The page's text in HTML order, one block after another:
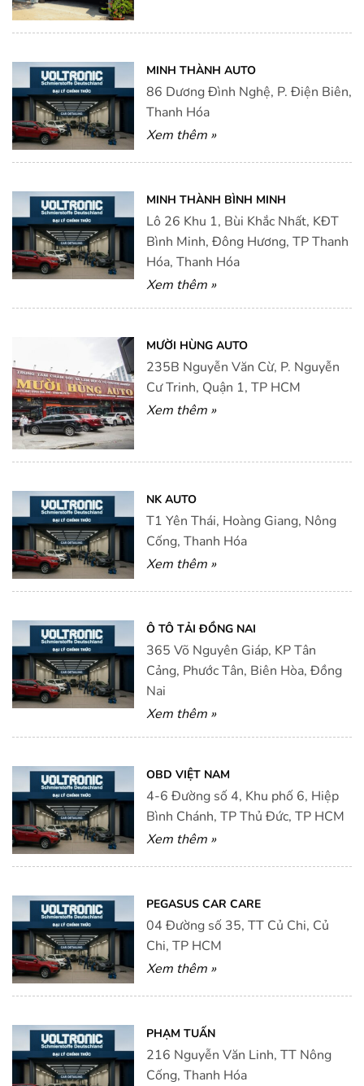
MINH THÀNH AUTO
86 Dương Đình Nghệ, P. Điện Biên,
Thanh Hóa
Xem thêm »
MINH THÀNH BÌNH MINH
Lô 26 Khu 1, Bùi Khắc Nhất, KĐT
Bình Minh, Đông Hương, TP Thanh
Hóa, Thanh Hóa
Xem thêm »
MƯỜI HÙNG AUTO
235B Nguyễn Văn Cừ, P. Nguyễn
Cư Trinh, Quận 1, TP HCM
Xem thêm »
NK AUTO
T1 Yên Thái, Hoàng Giang, Nông
Cống, Thanh Hóa
Xem thêm »
Ô TÔ TẢI ĐỒNG NAI
365 Võ Nguyên Giáp, KP Tân
Cảng, Phước Tân, Biên Hòa, Đồng
Nai
Xem thêm »
OBD VIỆT NAM
4-6 Đường số 4, Khu phố 6, Hiệp
Bình Chánh, TP Thủ Đức, TP HCM
Xem thêm »
PEGASUS CAR CARE
04 Đường số 35, TT Củ Chi, Củ
Chi, TP HCM
Xem thêm »
PHẠM TUẤN
216 Nguyễn Văn Linh, TT Nông
Cống, Thanh Hóa